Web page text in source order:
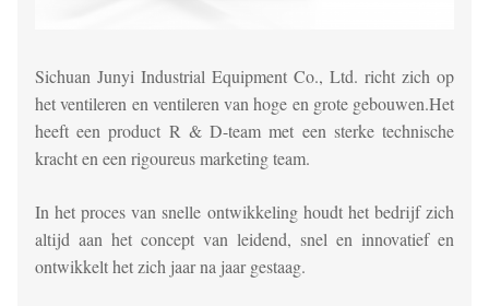
Sichuan Junyi Industrial Equipment Co., Ltd. richt zich op
het ventileren en ventileren van hoge en grote gebouwen.Het
heeft een product R & D-team met een sterke technische
kracht en een rigoureus marketing team.
In het proces van snelle ontwikkeling houdt het bedrijf zich
altijd aan het concept van leidend, snel en innovatief en
ontwikkelt het zich jaar na jaar gestaag.